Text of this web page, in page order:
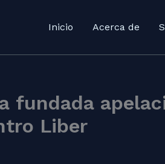
Inicio Acerca de
fundada
Liber